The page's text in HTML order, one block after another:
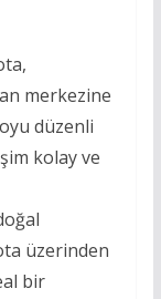
merkezine
düzenli
kolay ve
üzerinden
bir